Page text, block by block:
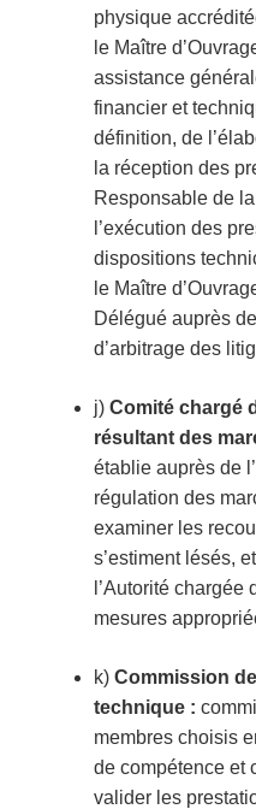
physique
le Maître
assistance
financier et
définition, de
la réception des
Responsable de
l’exécution des
dispositions
le Maître
Délégué auprès
d’arbitrage des
j) Comité chargé
résultant des
établie auprès de
régulation des
examiner les
s’estiment lésés,
l’Autorité
mesures
k) Commission
technique :
membres choisis
de compétence et
valider les